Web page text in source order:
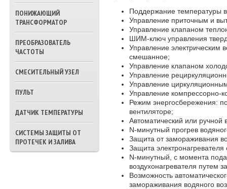
ПОНИЖАЮЩИЙ
ТРАНСФОРМАТОР
ПРЕОБРАЗОВАТЕЛЬ
ЧАСТОТЫ
СМЕСИТЕЛЬНЫЙ УЗЕЛ
ПУЛЬТ
ДАТЧИК ТЕМПЕРАТУРЫ
СИСТЕМЫ ЗАЩИТЫ ОТ
ПРОТЕЧЕК И ЗАЛИВА
Поддержание температуры
Управление приточным и
Управление клапаном
ШИМ-ключ управления
Управление электрическим
смешанное;
Управление клапаном
Управление
Управление
Управление компрессорно-
Режим энергосбережения:
вентиляторе;
Автоматический или
N-минутный прогрев
Защита от замораживания
Защита электронагревателя
N-минутный, с момента
воздухонагревателя путем
Возможность
замораживания водяного